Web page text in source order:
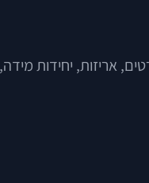
אריזות, יחידות